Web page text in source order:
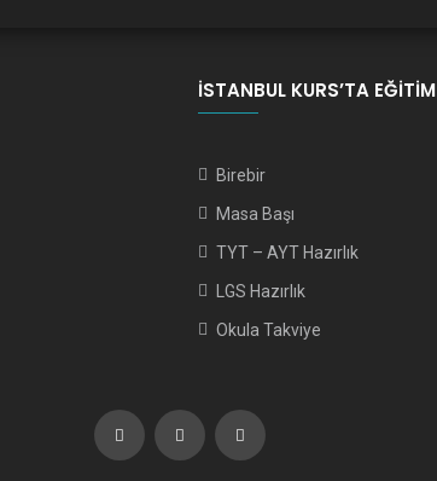
İSTANBUL KURS’TA EĞITIM
Birebir
Masa Başı
TYT – AYT Hazırlık
LGS Hazırlık
Okula Takviye